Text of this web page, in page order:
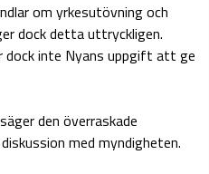
om yrkesutövning och
dock detta uttryckligen.
dock inte Nyans uppgift att ge
den överraskade
med myndigheten.